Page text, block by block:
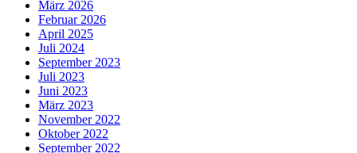
März 2026
Februar 2026
April 2025
Juli 2024
September 2023
Juli 2023
Juni 2023
März 2023
November 2022
Oktober 2022
September 2022